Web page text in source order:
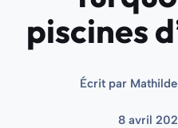
piscines
Écrit par
8 avril